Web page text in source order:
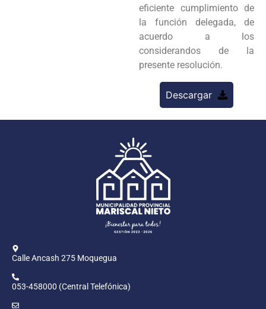
eficiente cumplimiento de
la función delegada, de
acuerdo a los
considerandos de la
presente resolución.
Descargar
Calle Ancash 275 Moquegua
053-458000 (Central Telefónica)